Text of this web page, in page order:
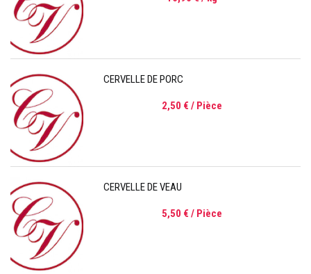
CERVELLE DE PORC
2,50 € / Pièce
CERVELLE DE VEAU
5,50 € / Pièce